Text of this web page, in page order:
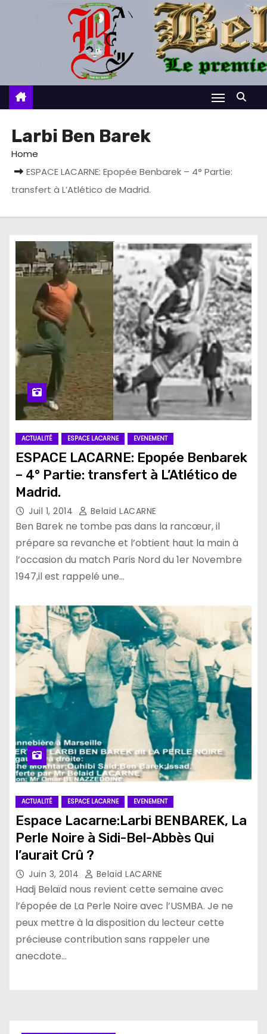
c
Larbi Ben Barek
Home
ESPACE LACARNE: Epopée Benbarek – 4° Partie:
transfert à L’Atlético de Madrid.
ACTUALITÉ ESPACE LACARNE EVENEMENT
ESPACE LACARNE: Epopée Benbarek
– 4° Partie: transfert à L’Atlético de
Madrid.
Juil 1, 2014 Belaid LACARNE
Ben Barek ne tombe pas dans la rancœur, il
prépare sa revanche et l’obtient haut la main à
l’occasion du match Paris Nord du 1er Novembre
1947,il est rappelé une…
ACTUALITÉ ESPACE LACARNE EVENEMENT
Espace Lacarne:Larbi BENBAREK, La
Perle Noire à Sidi-Bel-Abbès Qui
l’aurait Crû ?
Juin 3, 2014 Belaid LACARNE
Hadj Belaïd nous revient cette semaine avec
l’épopée de La Perle Noire avec l’USMBA. Je ne
peux mettre à la disposition du lecteur cette
précieuse contribution sans rappeler une
anecdote…